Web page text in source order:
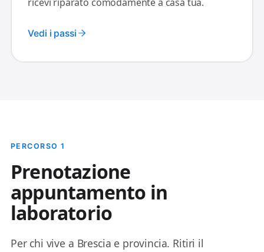
Vedi i passi
PERCORSO 1
Prenotazione
appuntamento in
laboratorio
Per chi vive a Brescia e provincia. Ritiri il